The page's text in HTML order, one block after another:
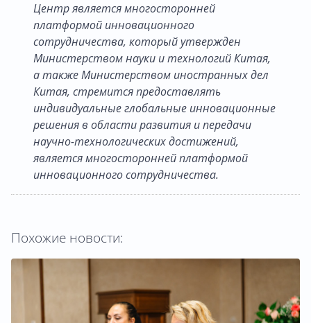
Центр является многосторонней
платформой инновационного
сотрудничества, который утвержден
Министерством науки и технологий Китая,
а также Министерством иностранных дел
Китая, стремится предоставлять
индивидуальные глобальные инновационные
решения в области развития и передачи
научно-технологических достижений,
является многосторонней платформой
инновационного сотрудничества.
Похожие новости: